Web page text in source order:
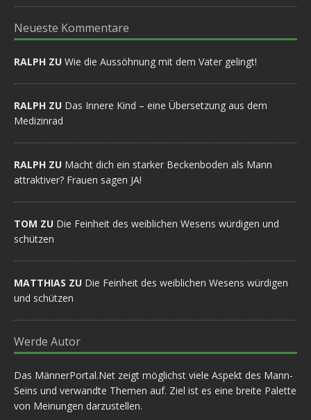
Neueste Kommentare
RALPH ZU Wie die Aussöhnung mit dem Vater gelingt!
RALPH ZU Das Innere Kind – eine Übersetzung aus dem
Medizinrad
RALPH ZU Macht dich ein starker Beckenboden als Mann
attraktiver? Frauen sagen JA!
TOM ZU Die Feinheit des weiblichen Wesens würdigen und
schützen
MATTHIAS ZU Die Feinheit des weiblichen Wesens würdigen
und schützen
Werde Autor
Das MännerPortal.Net zeigt möglichst viele Aspekt des Mann-
Seins und verwandte Themen auf. Ziel ist es eine breite Palette
von Meinungen darzustellen.